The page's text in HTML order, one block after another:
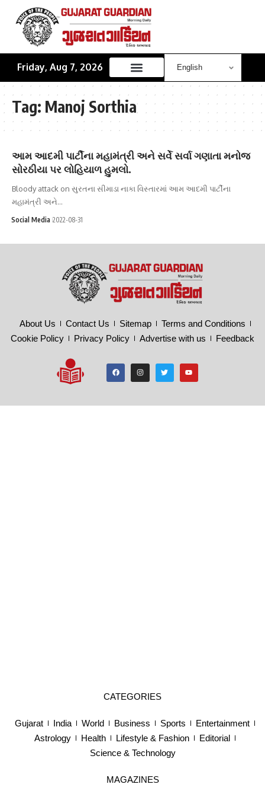
Friday, Aug 7, 2026
Tag: Manoj Sorthia
આમ આદમી પાર્ટીના મહામંત્રી અને સર્વે સર્વા ગણાતા મનોજ
સોરઠીયા પર લોહિયાળ હુમલો.
Bloody attack on સુરતના સીમાડા નાકા વિસ્તારમાં આમ આદમી પાર્ટીના
મહામંત્રી અને…
Social Media 2022-08-31
About Us Contact Us Sitemap
Terms and Conditions
Cookie Policy
Privacy Policy Advertise with us Feedback
CATEGORIES
Gujarat India World Business Sports
Entertainment
Astrology
Health Lifestyle & Fashion
Editorial
Science & Technology
MAGAZINES